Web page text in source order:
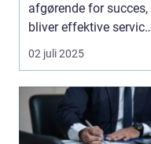
afgørende for succes,
bliver effektive service
ma...
02 juli 2025